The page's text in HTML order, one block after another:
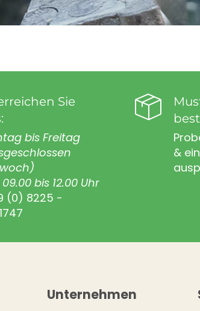
Sie
bis Freitag
bis 12.00 Uhr
(0) 8225 -
&
Unternehmen